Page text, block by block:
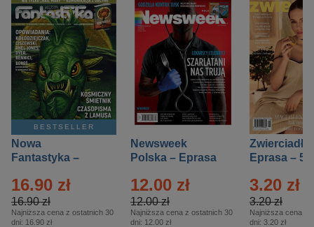
BESTSELLER
Nowa
Fantastyka –
16.90 zł
16.90 zł
Najniższa cena z ostatnich 30
dni: 16.90 zł
Newsweek
Polska – Eprasa
12.00 zł
12.00 zł
Najniższa cena z ostatnich 30
dni: 12.00 zł
Zwierciadło
Eprasa – 5/
3.20 zł
3.20 zł
Najniższa cena z
dni: 3.20 zł